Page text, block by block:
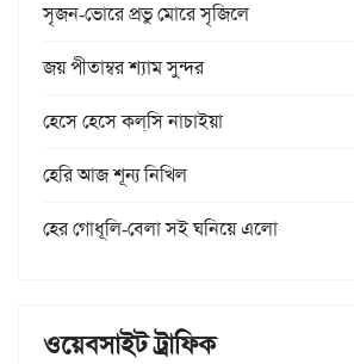
সৃজন-ভোরে প্রভু মোরে সৃজিলে
জয় পীতাম্বর শ্যাম সুন্দর
হেসে হেসে কল্‌সি নাচাইয়া
হেরি আজ শূন্য নিখিল
হের গোধূলি-বেলা সই ঘনিয়ে এলো
ওয়েবসাইট ট্রাফিক